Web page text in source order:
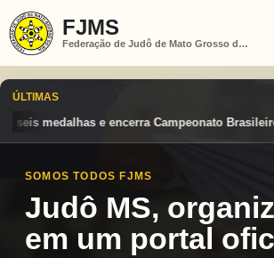
FJMS
Federação de Judô de Mato Grosso do Sul
ÚLTIMAS
Brasileiro Cadete 2026 entre os
SOMOS TODOS FJMS
Judô MS,
em um portal